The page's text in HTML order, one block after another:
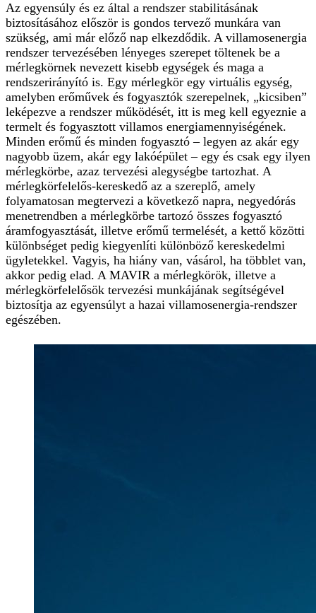
Az egyensúly és ez által a rendszer stabilitásának
biztosításához először is gondos tervező munkára van
szükség, ami már előző nap elkezdődik. A villamosenergia
rendszer tervezésében lényeges szerepet töltenek be a
mérlegkörnek nevezett kisebb egységek és maga a
rendszerirányító is. Egy mérlegkör egy virtuális egység,
amelyben erőművek és fogyasztók szerepelnek, „kicsiben”
leképezve a rendszer működését, itt is meg kell egyeznie a
termelt és fogyasztott villamos energiamennyiségének.
Minden erőmű és minden fogyasztó – legyen az akár egy
nagyobb üzem, akár egy lakóépület – egy és csak egy ilyen
mérlegkörbe, azaz tervezési alegységbe tartozhat. A
mérlegkörfelelős-kereskedő az a szereplő, amely
folyamatosan megtervezi a következő napra, negyedórás
menetrendben a mérlegkörbe tartozó összes fogyasztó
áramfogyasztását, illetve erőmű termelését, a kettő közötti
különbséget pedig kiegyenlíti különböző kereskedelmi
ügyletekkel. Vagyis, ha hiány van, vásárol, ha többlet van,
akkor pedig elad. A MAVIR a mérlegkörök, illetve a
mérlegkörfelelősök tervezési munkájának segítségével
biztosítja az egyensúlyt a hazai villamosenergia-rendszer
egészében.